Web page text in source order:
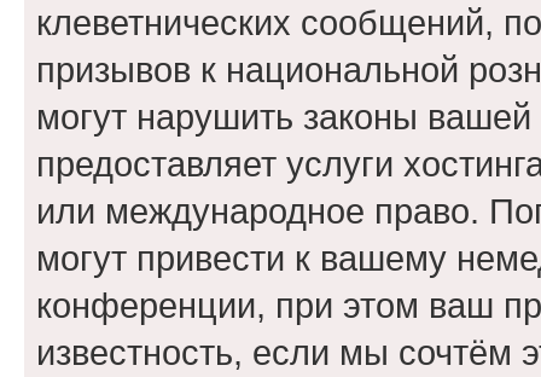
клеветнических сообщений,
призывов к национальной
могут нарушить законы
предоставляет услуги
или международное право.
могут привести к вашему
конференции, при этом ваш
известность, если мы сочтём